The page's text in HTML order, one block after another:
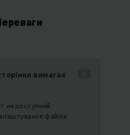
вимагає
недоступний
файлів